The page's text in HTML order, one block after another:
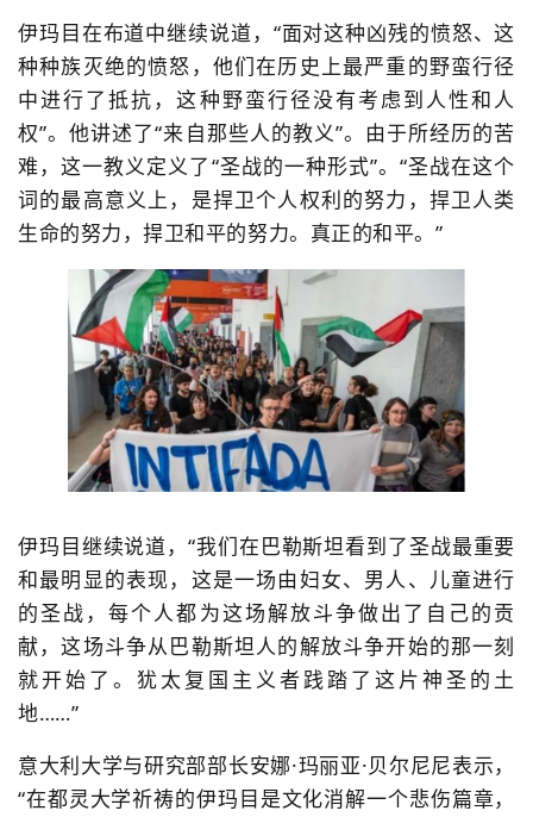
伊玛目在布道中继续说道，“面对这种凶残的愤怒、这
种种族灭绝的愤怒，他们在历史上最严重的野蛮行径
中进行了抵抗，这种野蛮行径没有考虑到人性和人
权”。他讲述了“来自那些人的教义”。由于所经历的苦
难，这一教义定义了“圣战的一种形式”。“圣战在这个
词的最高意义上，是捍卫个人权利的努力，捍卫人类
生命的努力，捍卫和平的努力。真正的和平。”
伊玛目继续说道，“我们在巴勒斯坦看到了圣战最重要
和最明显的表现，这是一场由妇女、男人、儿童进行
的圣战，每个人都为这场解放斗争做出了自己的贡
献，这场斗争从巴勒斯坦人的解放斗争开始的那一刻
就开始了。犹太复国主义者践踏了这片神圣的土
地……”
意大利大学与研究部部长安娜·玛丽亚·贝尔尼尼表示，
“在都灵大学祈祷的伊玛目是文化消解一个悲伤篇章，